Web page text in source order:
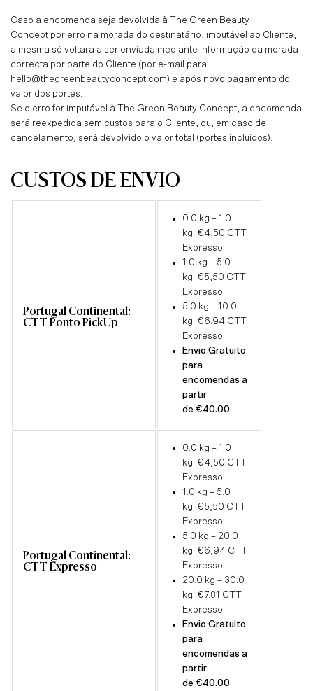
Caso a encomenda seja devolvida à
The Green Beauty
Concept por erro na morada do destinatário, imputável ao Cliente,
a mesma só voltará a ser enviada mediante informação da morada
correcta por parte do Cliente (por e-mail para
hello@thegreenbeautyconcept.com) e após novo pagamento do
valor dos portes.
Se o erro for imputável à
The Green Beauty Concept, a encomenda
será reexpedida sem custos para o Cliente, ou, em caso de
cancelamento, será devolvido o valor total (portes incluídos).
CUSTOS DE ENVIO
Portugal Continental:
CTT Ponto PickUp
0.0 kg – 1.0
kg: €4,50 CTT
Expresso
1.0 kg – 5.0
kg: €5,50 CTT
Expresso
5.0 kg – 10.0
kg: €6.94 CTT
Expresso
Envio Gratuito
para
encomendas a
partir
de €40.00
Portugal Continental:
CTT Expresso
0.0 kg – 1.0
kg: €4,50 CTT
Expresso
1.0 kg – 5.0
kg: €5,50 CTT
Expresso
5.0 kg – 20.0
kg: €6,94 CTT
Expresso
20.0 kg – 30.0
kg: €7.81 CTT
Expresso
Envio Gratuito
para
encomendas a
partir
de €40.00